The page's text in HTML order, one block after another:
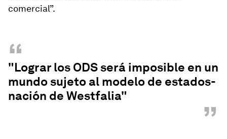
comercial”.
“
"Lograr los ODS será imposible en un
mundo sujeto al modelo de estados-
nación de Westfalia"
”